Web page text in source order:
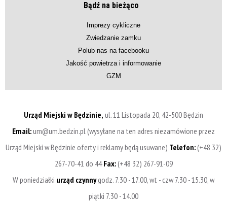
Bądź na bieżąco
Imprezy cykliczne
Zwiedzanie zamku
Polub nas na facebooku
Jakość powietrza i informowanie
GZM
Urząd Miejski w Będzinie, ul. 11 Listopada 20, 42-500 Będzin
Email:um@um.bedzin.pl (wysyłane na ten adres niezamówione przez
Urząd Miejski w Będzinie oferty i reklamy będą usuwane) Telefon:(+48 32)
267-70-41 do 44Fax:(+48 32) 267-91-09
W poniedziałki urząd czynnygodz. 7.30 - 17.00, wt - czw 7.30 - 15.30, w
piątki 7.30 - 14.00